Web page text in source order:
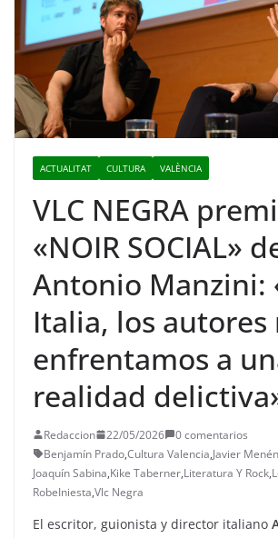
ACTUALITAT CULTURA VALÈNCIA
VLC NEGRA
«NOIR SOCIAL»
Antonio Manzini:
Italia, los autores
enfrentamos a
realidad
Redaccion 22/05/2026
0 comentarios
Benjamín Prado,Cultura Valencia,Javier
Joaquín Sabina,Kike Taberner,Literatura Y Rock,
RobeIniesta,Vlc Negra
El escritor, guionista y director italiano